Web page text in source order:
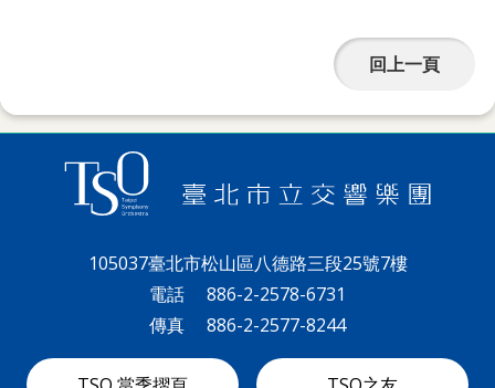
回上一頁
105037臺北市松山區八德路三段25號7樓
電話
886-2-2578-6731
傳真
886-2-2577-8244